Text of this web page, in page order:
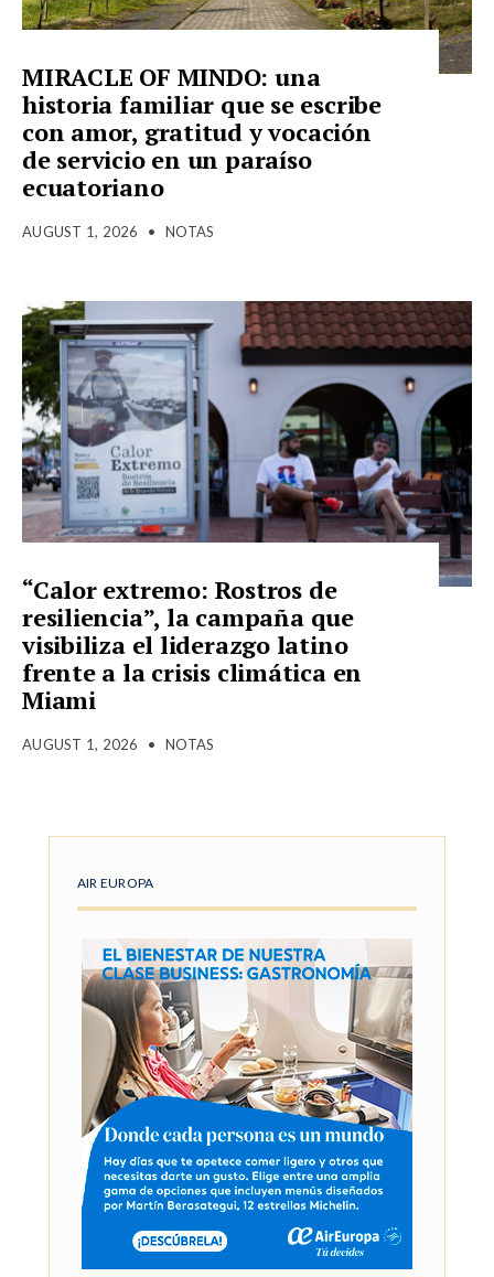
MIRACLE OF MINDO: una
historia familiar que se escribe
con amor, gratitud y vocación
de servicio en un paraíso
ecuatoriano
AUGUST 1, 2026 • NOTAS
“Calor extremo: Rostros de
resiliencia”, la campaña que
visibiliza el liderazgo latino
frente a la crisis climática en
Miami
AUGUST 1, 2026 • NOTAS
AIR EUROPA